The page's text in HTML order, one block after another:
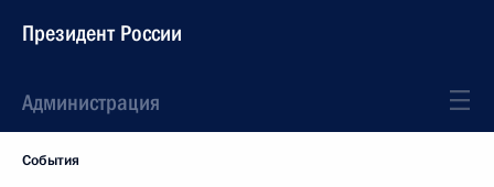
Президент России
Администрация
События